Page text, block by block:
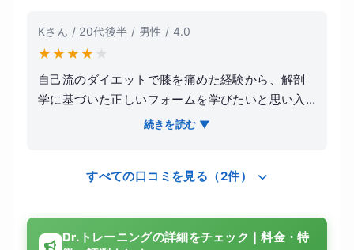
Kさん / 20代後半 / 男性 / 4.0
★ ★ ★ ★ ★
自己流のダイエットで膝を痛めた経験から、解剖
学に基づいた正しいフォームを学びたいと思い入
会しました。半年かけて体脂肪率を5％落とすこと
し方やストレッチの重要性を丁寧に教えてくれま
だ、Dr.トレーニングは「都度払い」で通いやすい
反面、ライザップのような徹底した食事管理や毎
続きを読む ▼
すべての口コミを見る（2件）
Dr.トレーニングの詳細をチェック｜料金・特